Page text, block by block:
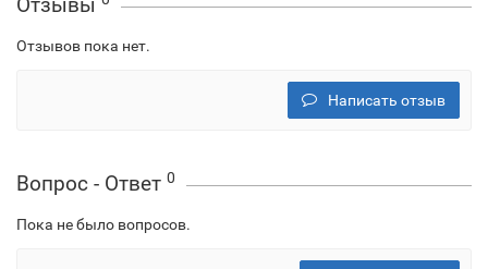
Отзывов пока нет.
Написать отзыв
Вопрос - Ответ 0
Пока не было вопросов.